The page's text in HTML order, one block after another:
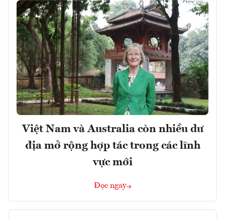
Việt Nam và Australia còn nhiều dư
địa mở rộng hợp tác trong các lĩnh
vực mới
Đọc ngay